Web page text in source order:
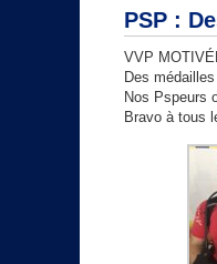
PSP :
VVP
Des
Nos Pspeurs
Bravo à tous